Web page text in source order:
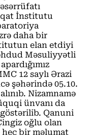
İnstitutu
daha bir
elan etdiyi
Məsuliyyətli
12 saylı Ərazi
şəhərində 05.10.
Nizamnamə
ünvanı da
Qanuni
oğlu olan
heç bir məlumat